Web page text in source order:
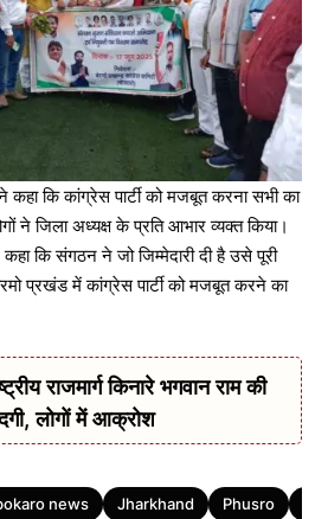
कहा कि कांग्रेस पार्टी को मजबूत करना सभी का
ने जिला अध्यक्ष के प्रति आभार व्यक्त किया।
कि संगठन ने जो जिम्मेदारी दी है उसे पूरी
प्रखंड में कांग्रेस पार्टी को मजबूत करने का
राजमार्ग किनारे भगवान राम की
लोगों में आक्रोश
news Jharkhand Phusro